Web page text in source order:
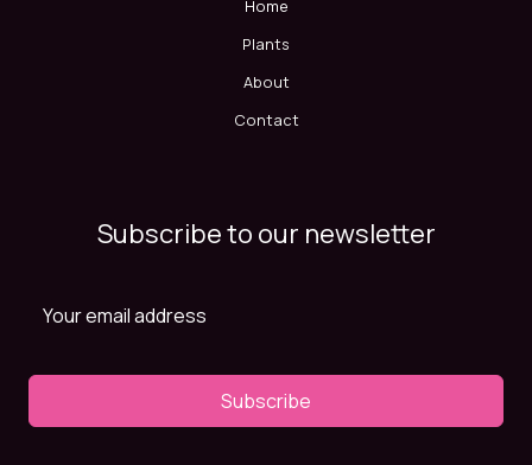
Home
Plants
About
Contact
Subscribe to our newsletter
Subscribe